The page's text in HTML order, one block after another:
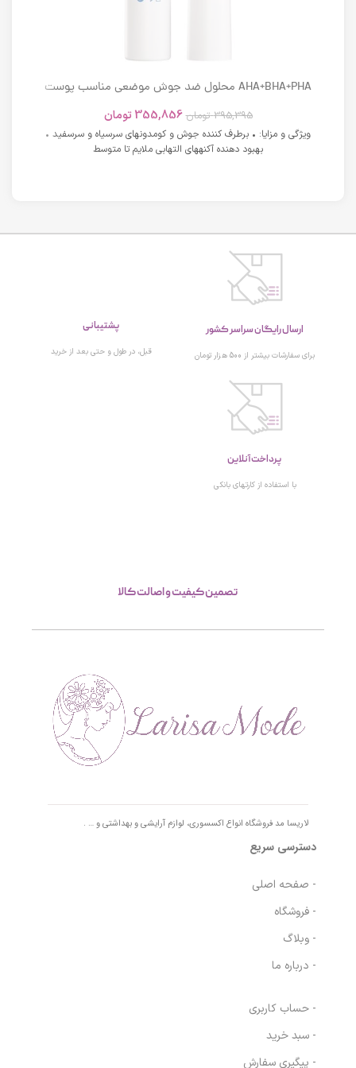
AHA+BHA+PHA محلول ضد جوش موضعی مناسب پوست
395,395 تومان 355,856 تومان
ویژگی و مزایا: • برطرف کننده جوش و کومدونهای سرسیاه و سرسفید •
بهبود دهنده آکنههای التهابی ملایم تا متوسط
ارسال رایگان سراسر کشور
برای سفارشات بیشتر از 500 هزار تومان
پشتیبانی
قبل، در طول و حتی بعد از خرید
پرداخت آنلاین
با استفاده از کارتهای بانکی
تصمین کیفیت و اصالت کالا
لاریسا مد فروشگاه انواع اکسسوری، لوازم آرایشی و بهداشتی و … .
دسترسی سریع
- صفحه اصلی
- فروشگاه
- وبلاگ
- درباره ما
- حساب کاربری
- سبد خرید
- پیگیری سفارش